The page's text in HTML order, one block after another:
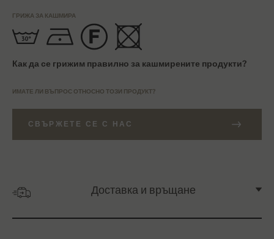
ГРИЖА ЗА КАШМИРА
Как да се грижим правилно за кашмирените продукти?
ИМАТЕ ЛИ ВЪПРОС ОТНОСНО ТОЗИ ПРОДУКТ?
СВЪРЖЕТЕ СЕ С НАС
Доставка и връщане